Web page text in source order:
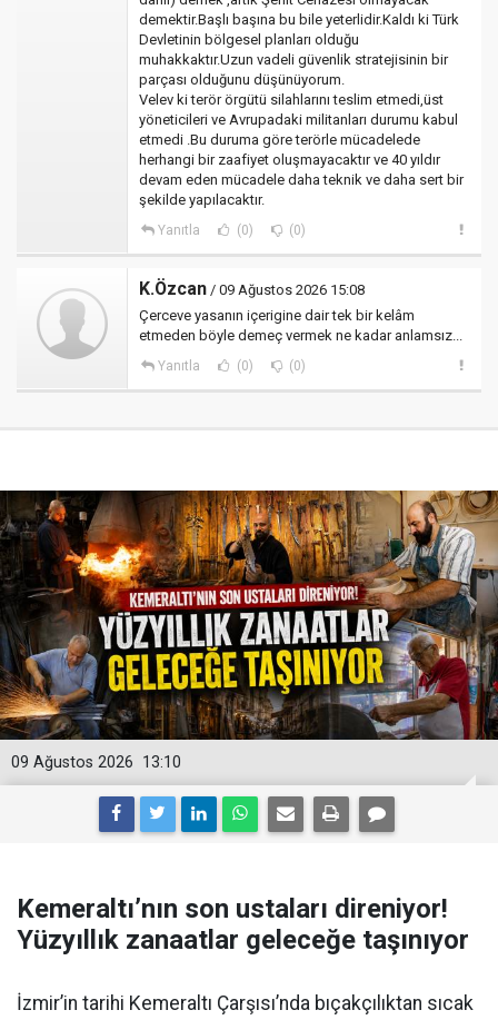
demektir.Başlı başına bu bile yeterlidir.Kaldı ki Türk
Devletinin bölgesel planları olduğu
muhakkaktır.Uzun vadeli güvenlik stratejisinin bir
parçası olduğunu düşünüyorum.
Velev ki terör örgütü silahlarını teslim etmedi,üst
yöneticileri ve Avrupadaki militanları durumu kabul
etmedi .Bu duruma göre terörle mücadelede
herhangi bir zaafiyet oluşmayacaktır ve 40 yıldır
devam eden mücadele daha teknik ve daha sert bir
şekilde yapılacaktır.
Yanıtla (0) (0)
K.Özcan / 09 Ağustos 2026 15:08
Çerceve yasanın içerigine dair tek bir kelâm
etmeden böyle demeç vermek ne kadar anlamsız...
Yanıtla (0) (0)
13:10
09 Ağustos 2026
Kemeraltı’nın son ustaları direniyor!
Yüzyıllık zanaatlar geleceğe taşınıyor
İzmir’in tarihi Kemeraltı Çarşısı’nda bıçakçılıktan sıcak